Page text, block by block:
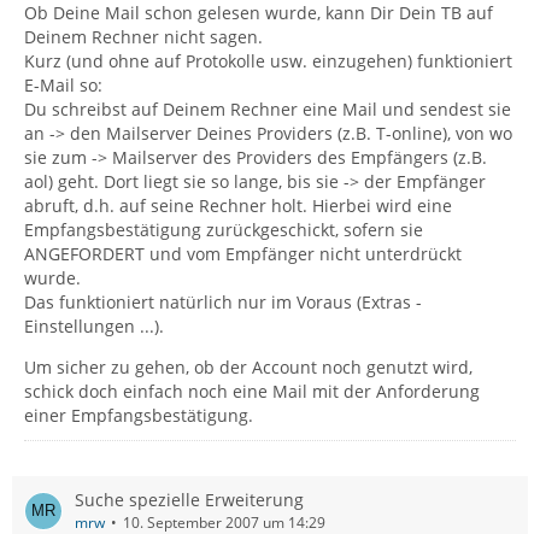
Ob Deine Mail schon gelesen wurde, kann Dir Dein TB auf
Deinem Rechner nicht sagen.
Kurz (und ohne auf Protokolle usw. einzugehen) funktioniert
E-Mail so:
Du schreibst auf Deinem Rechner eine Mail und sendest sie
an -> den Mailserver Deines Providers (z.B. T-online), von wo
sie zum -> Mailserver des Providers des Empfängers (z.B.
aol) geht. Dort liegt sie so lange, bis sie -> der Empfänger
abruft, d.h. auf seine Rechner holt. Hierbei wird eine
Empfangsbestätigung zurückgeschickt, sofern sie
ANGEFORDERT und vom Empfänger nicht unterdrückt
wurde.
Das funktioniert natürlich nur im Voraus (Extras -
Einstellungen ...).
Um sicher zu gehen, ob der Account noch genutzt wird,
schick doch einfach noch eine Mail mit der Anforderung
einer Empfangsbestätigung.
Suche spezielle Erweiterung
mrw 10. September 2007 um 14:29